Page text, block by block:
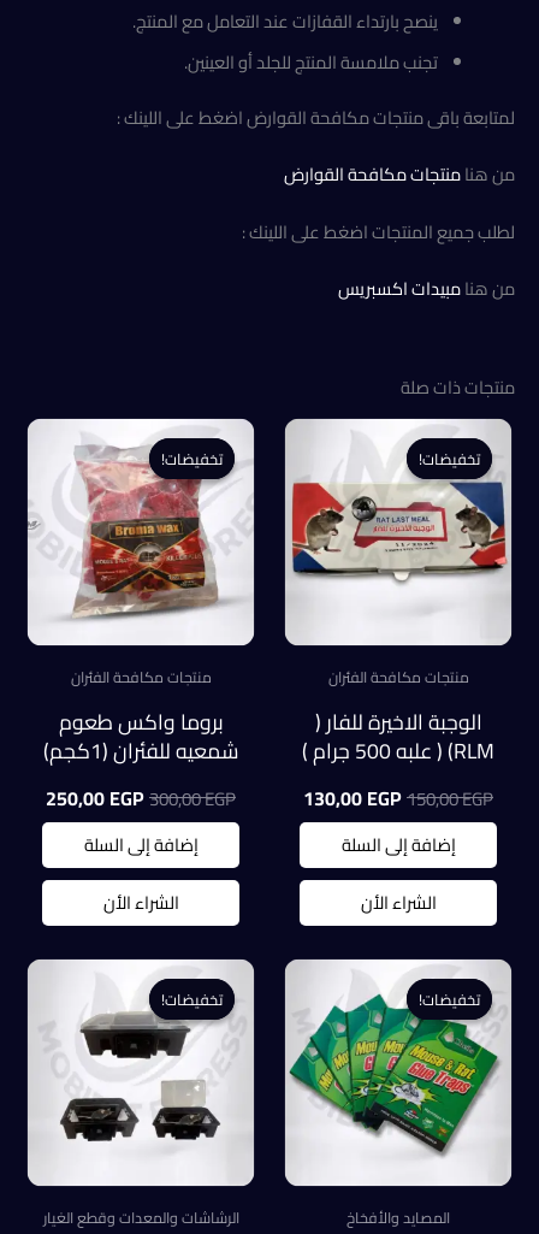
ينصح بارتداء القفازات عند التعامل مع المنتج.
تجنب ملامسة المنتج للجلد أو العينين.
لمتابعة باقى منتجات مكافحة القوارض اضغط على اللينك :
من هنامنتجات مكافحة القوارض
لطلب جميع المنتجات اضغط على اللينك :
من هنامبيدات اكسبريس
منتجات ذات صلة
تخفيضات!
تخفيضات!
منتجات مكافحة الفئران
الوجبة الاخيرة للفار (
RLM) ( علبه 500 جرام )
150,00EGP السعر
الأصلي
هو:
150,00 EGP.
130,00EGP
الحالي
130,00 EGP.
إضافة إلى السلة
الشراء الأن
تخفيضات!
تخفيضات!
منتجات مكافحة الفئران
بروما واكس طعوم
شمعيه للفئران (1كجم)
300,00EGP السعر
الأصلي
هو:
300,00 EGP.
250,00EGP
EGP.
إضافة إلى السلة
الشراء الأن
تخفيضات!
تخفيضات!
المصايد والأفخاخ
تخفيضات!
تخفيضات!
الرشاشات والمعدات وقطع الغيار